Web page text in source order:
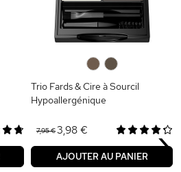
Trio Fards & Cire à Sourcil
Hypoallergénique
7,95 €3,98 €
AJOUTER AU PANIER ›